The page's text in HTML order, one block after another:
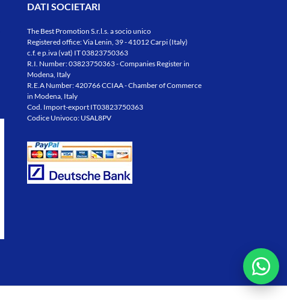
DATI SOCIETARI
The Best Promotion S.r.l.s. a socio unico
Registered office: Via Lenin, 39 - 41012 Carpi (Italy)
c.f. e p.iva (vat) IT 03823750363
R.I. Number: 03823750363 - Companies Register in
Modena, Italy
R.E.A Number: 420766 CCIAA - Chamber of Commerce
in Modena, Italy
Cod. Import-export IT03823750363
Codice Univoco: USAL8PV